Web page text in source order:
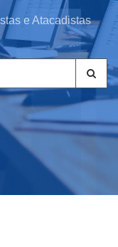
e Atacadistas